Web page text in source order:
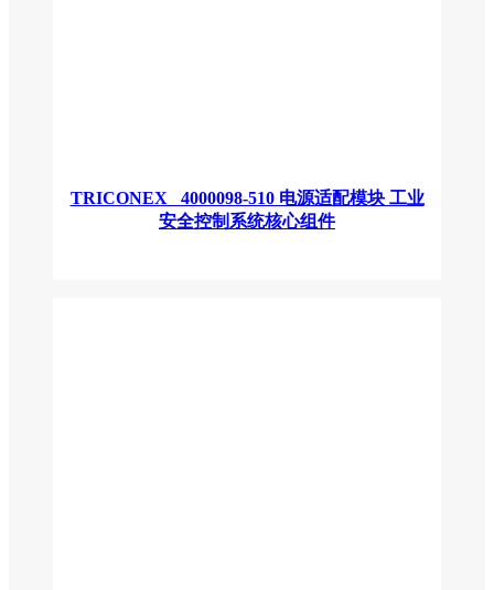
TRICONEX 4000098-510 电源适配模块 工业
安全控制系统核心组件